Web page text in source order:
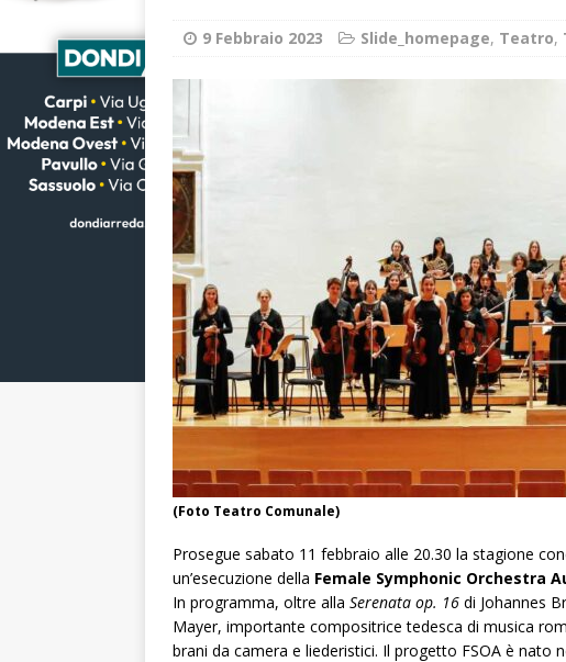
9 Febbraio 2023 Slide_homepage, Teatro,
(Foto Teatro Comunale)
Prosegue sabato 11 febbraio alle 20.30 la stagione
un’esecuzione della Female Symphonic Orchestra
In programma, oltre alla Serenata op. 16 di Johannes
Mayer, importante compositrice tedesca di musica
brani da camera e liederistici. Il progetto FSOA è nato